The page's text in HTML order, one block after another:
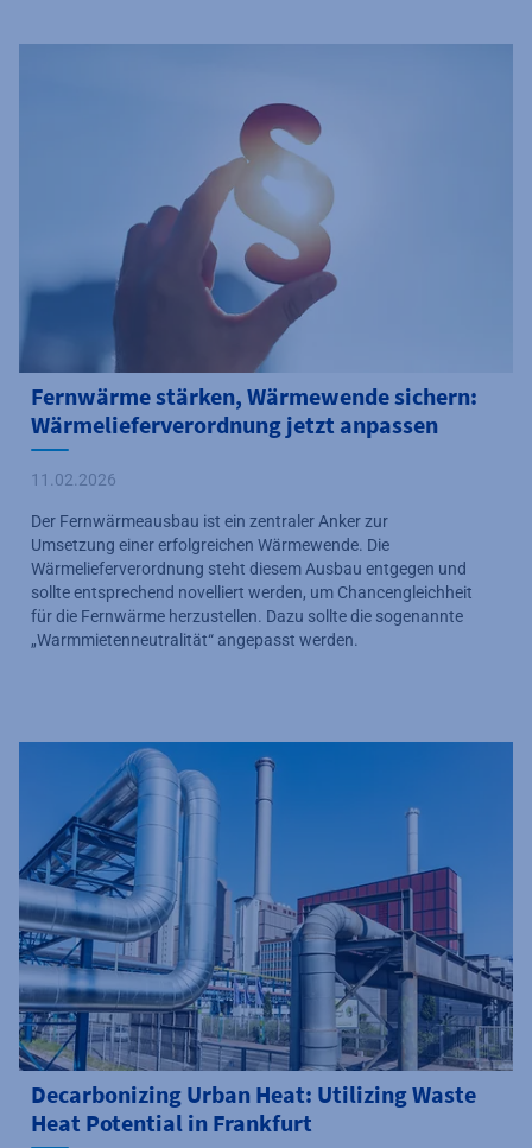
Fernwärme stärken, Wärmewende sichern:
Wärmelieferverordnung jetzt anpassen
11.02.2026
Der Fernwärmeausbau ist ein zentraler Anker zur
Umsetzung einer erfolgreichen Wärmewende. Die
Wärmelieferverordnung steht diesem Ausbau entgegen und
sollte entsprechend novelliert werden, um Chancengleichheit
für die Fernwärme herzustellen. Dazu sollte die sogenannte
„Warmmietenneutralität“ angepasst werden.
Decarbonizing Urban Heat: Utilizing Waste
Heat Potential in Frankfurt